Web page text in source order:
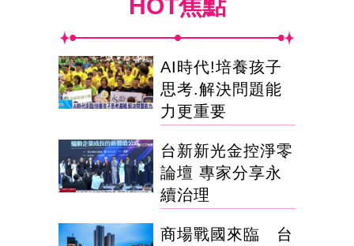
HOT焦點
AI時代!培養孩子
思考.解決問題能
力更重要
台新新光金控淨零
論壇 專家分享永
續治理
商場戰國來臨 台